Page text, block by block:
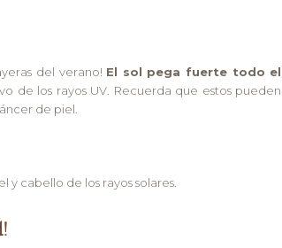
del verano! El sol pega fuerte todo el
de los rayos UV. Recuerda que estos pueden
de piel.
cabello de los rayos solares.